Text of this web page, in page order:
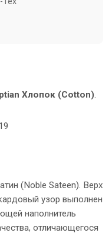
Хлопок (Cotton).
(Noble Sateen). Верх
узор выполнен
наполнитель
отличающегося